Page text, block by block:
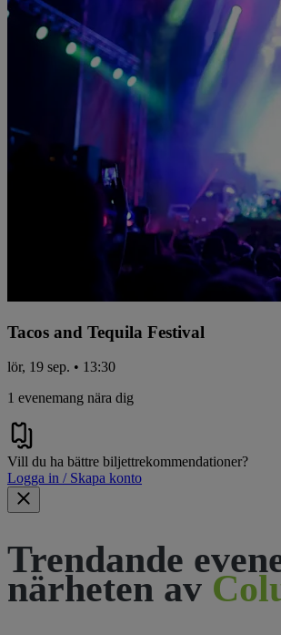
Tacos and Tequila Festival
lör, 19 sep. • 13:30
1 evenemang nära dig
Vill du ha bättre biljettrekommendationer?
Logga in / Skapa konto
Trendande
närheten av